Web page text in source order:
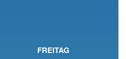
FREITAG